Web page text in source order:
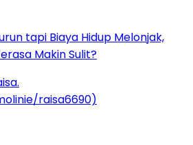
tapi Biaya Hidup Melonjak,
Makin Sulit?